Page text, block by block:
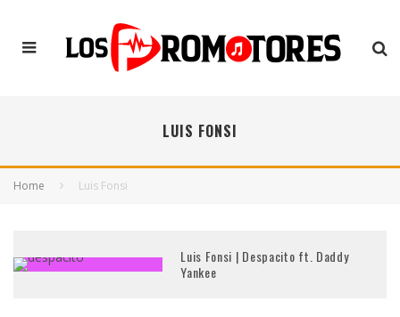
LUIS FONSI
Home Luis Fonsi
Luis Fonsi | Despacito ft. Daddy
Yankee